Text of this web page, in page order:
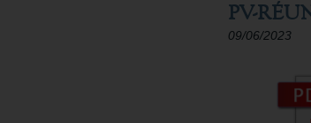
PV-
09/06/2023